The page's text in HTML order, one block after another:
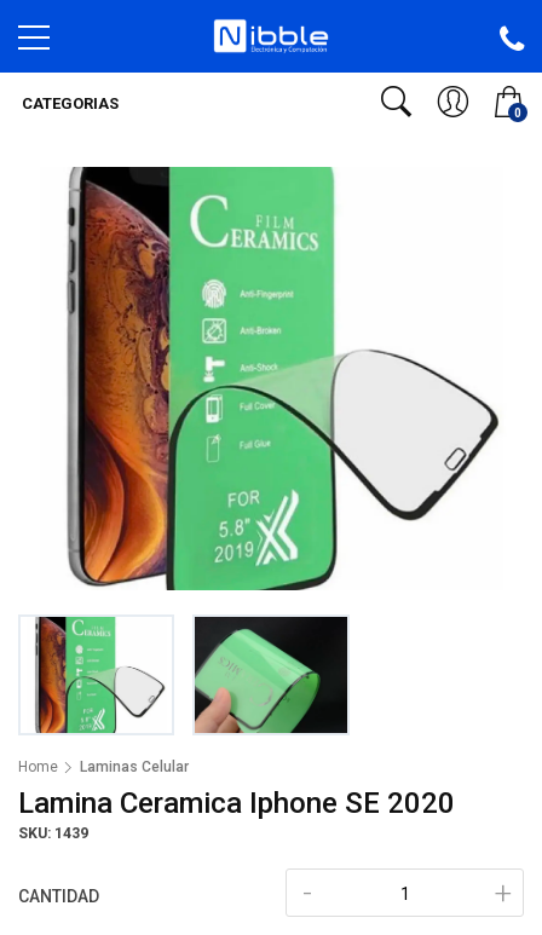
0
CATEGORIAS
Home Laminas Celular
Lamina Ceramica Iphone SE 2020
SKU: 1439
CANTIDAD +
-